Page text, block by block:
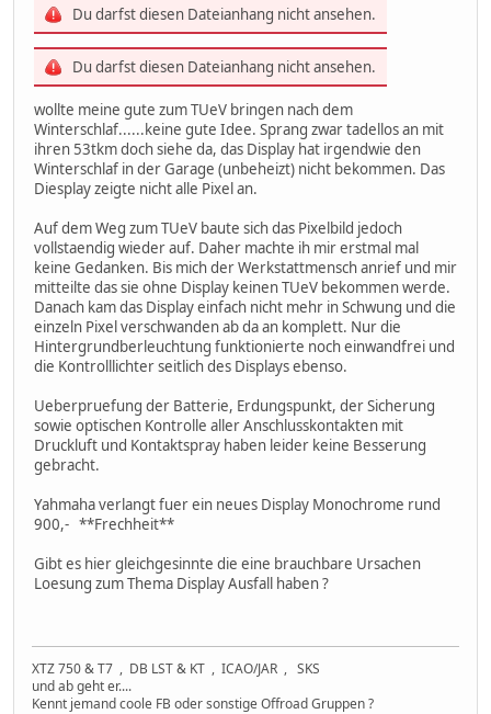
Du darfst diesen Dateianhang nicht ansehen.
Du darfst diesen Dateianhang nicht ansehen.
wollte meine gute zum TUeV bringen nach dem
Winterschlaf......keine gute Idee. Sprang zwar tadellos an mit
ihren 53tkm doch siehe da, das Display hat irgendwie den
Winterschlaf in der Garage (unbeheizt) nicht bekommen. Das
Diesplay zeigte nicht alle Pixel an.
Auf dem Weg zum TUeV baute sich das Pixelbild jedoch
vollstaendig wieder auf. Daher machte ih mir erstmal mal
keine Gedanken. Bis mich der Werkstattmensch anrief und mir
mitteilte das sie ohne Display keinen TUeV bekommen werde.
Danach kam das Display einfach nicht mehr in Schwung und die
einzeln Pixel verschwanden ab da an komplett. Nur die
Hintergrundberleuchtung funktionierte noch einwandfrei und
die Kontrolllichter seitlich des Displays ebenso.
Ueberpruefung der Batterie, Erdungspunkt, der Sicherung
sowie optischen Kontrolle aller Anschlusskontakten mit
Druckluft und Kontaktspray haben leider keine Besserung
gebracht.
Yahmaha verlangt fuer ein neues Display Monochrome rund
900,- **Frechheit**
Gibt es hier gleichgesinnte die eine brauchbare Ursachen
Loesung zum Thema Display Ausfall haben ?
XTZ 750 & T7 , DB LST & KT , ICAO/JAR , SKS
und ab geht er....
Kennt jemand coole FB oder sonstige Offroad Gruppen ?